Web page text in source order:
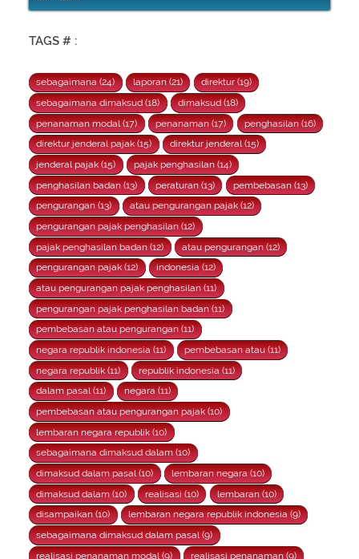
TAGS # :
sebagaimana (24) laporan (21)
direktur (19)
sebagaimana dimaksud (18)
dimaksud (18)
penanaman modal (17)
penanaman (17)
penghasilan (16)
direktur jenderal pajak (15)
direktur jenderal (15)
jenderal pajak (15)
pajak penghasilan (14)
penghasilan badan (13)
peraturan (13)
pembebasan (13)
pengurangan (13)
atau pengurangan pajak (12)
pengurangan pajak penghasilan (12)
pajak penghasilan badan (12)
atau pengurangan (12)
pengurangan pajak (12)
indonesia (12)
atau pengurangan pajak penghasilan (11)
pengurangan pajak penghasilan badan (11)
pembebasan atau pengurangan (11)
negara republik indonesia (11)
pembebasan atau (11)
negara republik (11)
republik indonesia (11)
dalam pasal (11)
negara (11)
pembebasan atau pengurangan pajak (10)
lembaran negara republik (10)
sebagaimana dimaksud dalam (10)
dimaksud dalam pasal (10)
lembaran negara (10)
dimaksud dalam (10)
realisasi (10)
lembaran (10)
disampaikan (10)
lembaran negara republik indonesia (9)
sebagaimana dimaksud dalam pasal (9)
realisasi penanaman modal (9)
realisasi penanaman (9)